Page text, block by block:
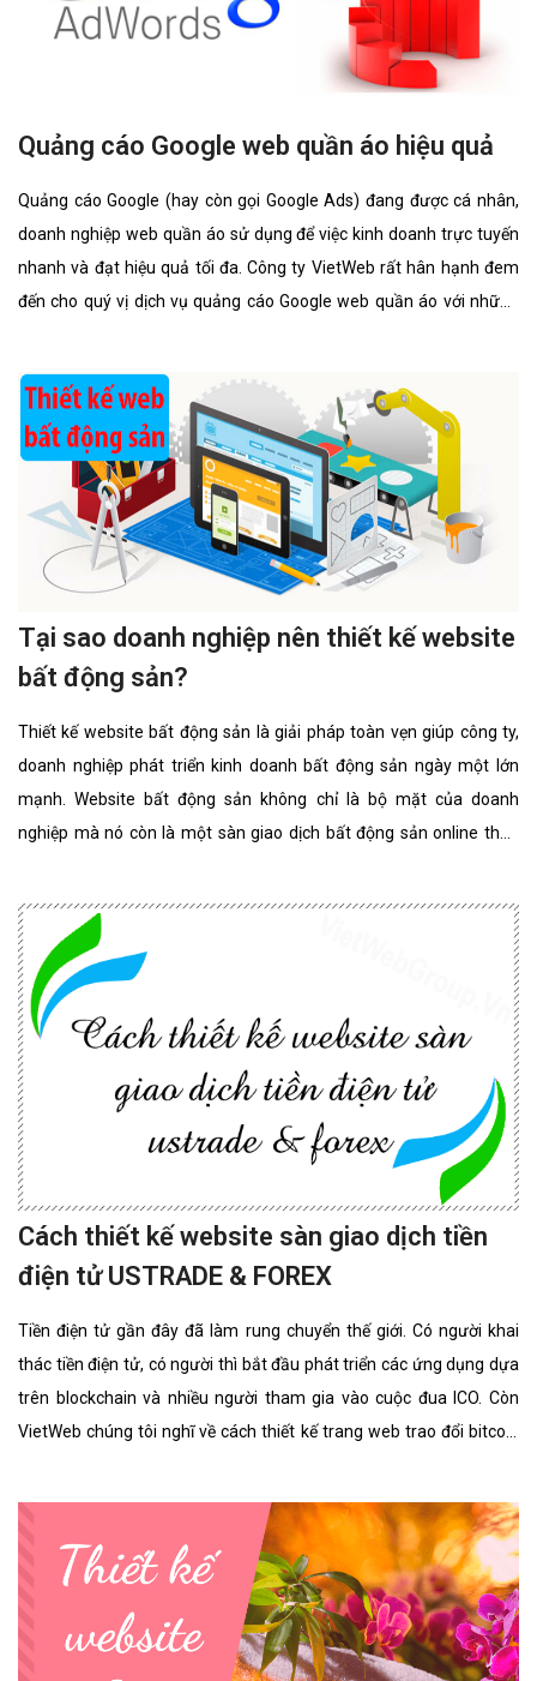
Quảng cáo Google web quần áo hiệu quả
Quảng cáo Google (hay còn gọi Google Ads) đang được cá nhân,
doanh nghiệp web quần áo sử dụng để việc kinh doanh trực tuyến
nhanh và đạt hiệu quả tối đa. Công ty VietWeb rất hân hạnh đem
đến cho quý vị dịch vụ quảng cáo Google web quần áo với những
Tại sao doanh nghiệp nên thiết kế website
bất động sản?
Thiết kế website bất động sản là giải pháp toàn vẹn giúp công ty,
doanh nghiệp phát triển kinh doanh bất động sản ngày một lớn
mạnh. Website bất động sản không chỉ là bộ mặt của doanh
nghiệp mà nó còn là một sàn giao dịch bất động sản online thân
Cách thiết kế website sàn giao dịch tiền
điện tử USTRADE & FOREX
Tiền điện tử gần đây đã làm rung chuyển thế giới. Có người khai
thác tiền điện tử, có người thì bắt đầu phát triển các ứng dụng dựa
trên blockchain và nhiều người tham gia vào cuộc đua ICO. Còn
VietWeb chúng tôi nghĩ về cách thiết kế trang web trao đổi bitcoin